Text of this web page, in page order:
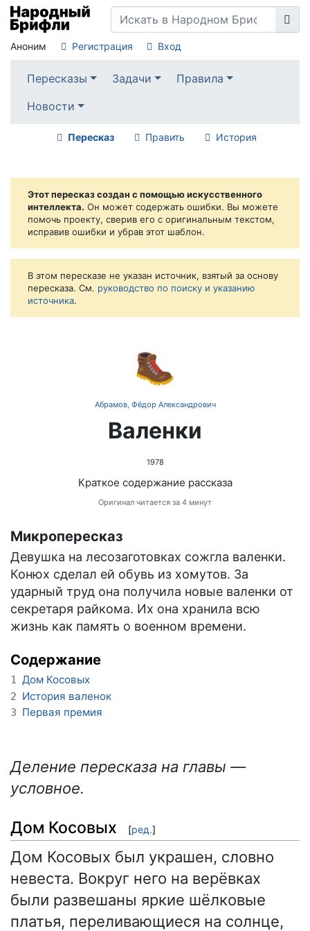
Аноним Регистрация Вход
Пересказы Задачи
Правила
Новости
Пересказ Править История
Этот пересказ создан с помощью искусственного
интеллекта. Он может содержать ошибки. Вы можете
помочь проекту, сверив его с оригинальным текстом,
исправив ошибки и убрав этот шаблон.
В этом пересказе не указан источник, взятый за основу
пересказа. См. руководство по поиску и указанию
источника.
🥾
Абрамов, Фёдор Александрович
Валенки
1978
Краткое содержание рассказа
Оригинал читается за 4 минут
Микропересказ
Девушка на лесозаготовках сожгла валенки.
Конюх сделал ей обувь из хомутов. За
ударный труд она получила новые валенки от
секретаря райкома. Их она хранила всю
жизнь как память о военном времени.
Содержание
1 Дом Косовых
2 История валенок
3 Первая премия
Деление пересказа на главы —
условное.
Дом Косовых [ред.]
Дом Косовых был украшен, словно
невеста. Вокруг него на верёвках
были развешаны яркие шёлковые
платья, переливающиеся на солнце,